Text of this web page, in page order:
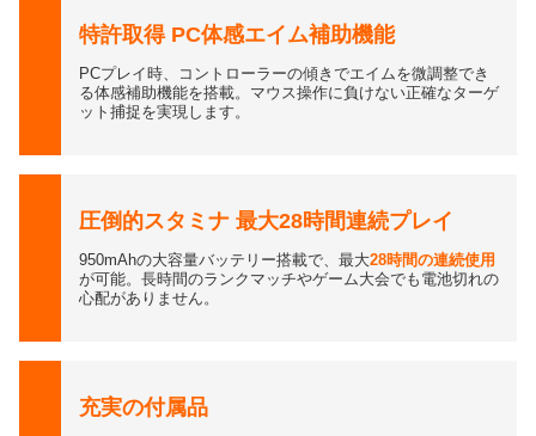
特許取得 PC体感エイム補助機能
PCプレイ時、コントローラーの傾きでエイムを微調整でき
る体感補助機能を搭載。マウス操作に負けない正確なターゲ
ット捕捉を実現します。
圧倒的スタミナ 最大28時間連続プレイ
950mAhの大容量バッテリー搭載で、最大28時間の連続使用
が可能。長時間のランクマッチやゲーム大会でも電池切れの
心配がありません。
充実の付属品